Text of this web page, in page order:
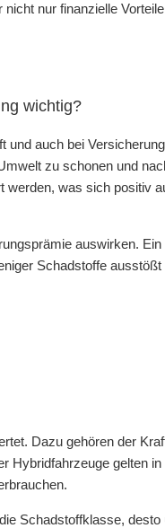
nur finanzielle
wichtig?
auch bei
zu schonen und
was sich positiv
auswirken.
Schadstoffe
Dazu gehören der
Hybridfahrzeuge gelten in
Schadstoffklasse,